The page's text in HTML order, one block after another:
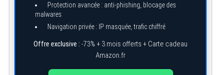
Protection avancée : anti-phishing, blocage des
malwares
Navigation privée : IP masquée, trafic chiffré
Offre exclusive : -73% + 3 mois offerts + Carte cadeau
Amazon.fr